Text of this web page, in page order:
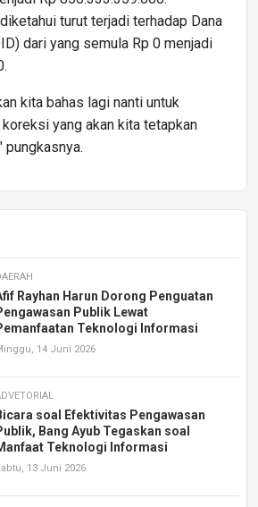
turut terjadi terhadap Dana
dari yang semula Rp 0 menjadi
kita bahas lagi nanti untuk
yang akan kita tetapkan
pungkasnya.
Rayhan Harun Dorong Penguatan
Publik Lewat
Teknologi Informasi
14 Juni 2026
soal Efektivitas Pengawasan
Bang Ayub Tegaskan soal
Teknologi Informasi
13 Juni 2026